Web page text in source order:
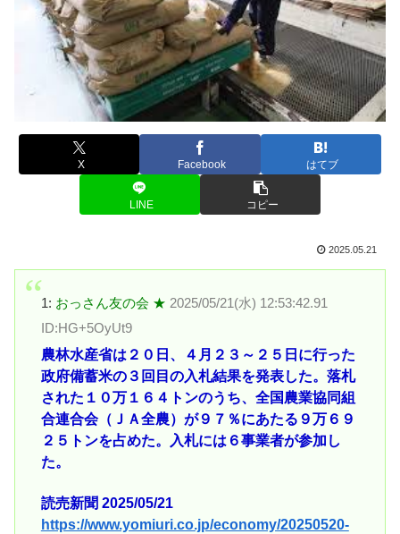
X Facebook はてブ
LINE コピー
2025.05.21
1: おっさん友の会 ★ 2025/05/21(水) 12:53:42.91
ID:HG+5OyUt9
農林水産省は２０日、４月２３～２５日に行った
政府備蓄米の３回目の入札結果を発表した。落札
された１０万１６４トンのうち、全国農業協同組
合連合会（ＪＡ全農）が９７％にあたる９万６９
２５トンを占めた。入札には６事業者が参加し
た。
読売新聞 2025/05/21
https://www.yomiuri.co.jp/economy/20250520-